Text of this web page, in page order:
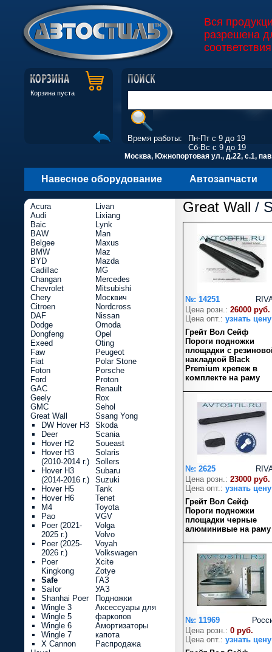
Вся
разрешена
Корзина пуста
Время работы:
Пн-Пт с 9 до 19
Сб-Вс с 9 до 19
Москва, Южнопортовая ул., д.22, с.1,
Навесное оборудование Автозапчасти
Great Wall /
№: 14251
Цена розн.: 26000 руб.
Цена опт.: узнать цену
Грейт Вол Сейф
Пороги подножки
площадки с
накладкой Black
Premium крепеж в
комплекте на раму
№: 2625
Цена розн.: 23000 руб.
Цена опт.: узнать цену
Грейт Вол Сейф
Пороги подножки
площадки черные
алюминивые на раму
№: 11969
Цена розн.: 0 руб.
Цена опт.: узнать цену
Acura
Audi
Baic
BAW
Belgee
BMW
BYD
Cadillac
Changan
Chevrolet
Chery
Citroen
DAF
Dodge
Dongfeng
Exeed
Faw
Fiat
Foton
Ford
GAC
Geely
GMC
Great Wall
DW Hover H3
Deer
Hover H2
Hover H3
(2010-2014 г.)
Hover H3
(2014-2016 г.)
Hover H5
Hover H6
M4
Pao
Poer (2021-
2025 г.)
Poer (2025-
2026 г.)
Poer
Kingkong
Safe
Sailor
Shanhai Poer
Wingle 3
Wingle 5
Wingle 6
Wingle 7
X Cannon
Livan
Lixiang
Lynk
Man
Maxus
Maz
Mazda
MG
Mercedes
Mitsubishi
Москвич
Nordcross
Nissan
Omoda
Opel
Oting
Peugeot
Polar Stone
Porsche
Proton
Renault
Rox
Sehol
Ssang Yong
Skoda
Scania
Soueast
Solaris
Sollers
Subaru
Suzuki
Tank
Tenet
Toyota
VGV
Volga
Volvo
Voyah
Volkswagen
Xcite
Zotye
ГАЗ
УАЗ
Подножки
Аксессуары для
фаркопов
Амортизаторы
капота
Распродажа